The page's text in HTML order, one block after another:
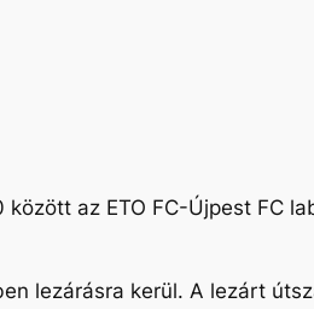
az ETO FC-Újpest FC
lezárásra kerül. A lezárt